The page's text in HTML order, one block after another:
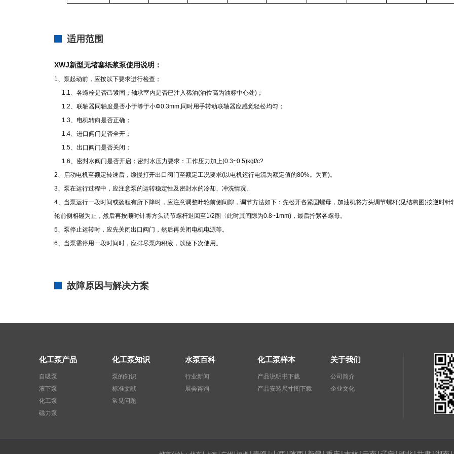
适用范围
XWJ新型无堵塞纸浆泵使用说明：
1、泵起动前，应按以下要求进行检查；
1.1、各螺栓是否己紧固；轴承室内是否已注入稀油(油位高为油标中心处)；
1.2、联轴器同轴度是否小于等于小Φ0.3mm,同时用手转动联轴器应感觉轻松均匀；
1.3、电机转向是否正确；
1.4、进口阀门是否全开；
1.5、出口阀门是否关闭；
1.6、密封水阀门是否开启；密封水压力要求：工作压力加上(0.3~0.5)kgf/c?
2、启动电机至额定转速后，缓慢打开出口阀门至额定工况要求(以电机运行电流为额定值的80%。为宜)。
3、泵在运行过程中，应注意泵的运转稳定性及密封水的冷却、冲洗情况。
4、当泵运行一段时间或扬程有所下降时，应注意调整叶轮前侧间隙，调节方法如下：先松开各紧固螺母， 加油机将方头调节螺杆(见结构图)按逆时针
轮前侧相碰为止，然后再按顺时针将方头调节螺杆退回至1/2圈〈此时其间隙为0.8~1mm)，最后拧紧各螺母。
5、泵停止运转时，应先关闭出口阀门，然后再关闭电机电源等。
6、当泵需停用一段时间时，应排尽泵内积液，以便下次使用。
故障原因与解决方案
化工泵产品
自吸泵
液下泵
化工泵
磁力泵
化工泵知识
泵的知识
标准文献
常见问题
水泵百科
行业新闻
展会咨询
化工泵样本
产品说明书下载
产品安装尺寸图下载
关于我们
公司简介
企业文化